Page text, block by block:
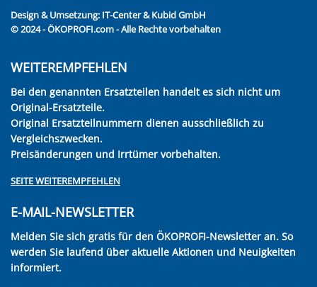
Design & Umsetzung: IT-Center & Kubid GmbH
© 2024 - ÖKOPROFI.com - Alle Rechte vorbehalten
WEITEREMPFEHLEN
Bei den genannten Ersatzteilen handelt es sich nicht um
Original-Ersatzteile.
Original Ersatzteilnummern dienen ausschließlich zu
Vergleichszwecken.
Preisänderungen und Irrtümer vorbehalten.
SEITE WEITEREMPFEHLEN
E-MAIL-NEWSLETTER
Melden Sie sich gratis für den ÖKOPROFI-Newsletter an. So
werden Sie laufend über aktuelle Aktionen und Neuigkeiten
informiert.